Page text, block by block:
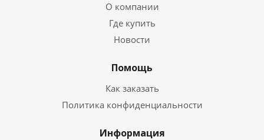
О компании
Где купить
Новости
Помощь
Как заказать
Политика конфиденциальности
Информация